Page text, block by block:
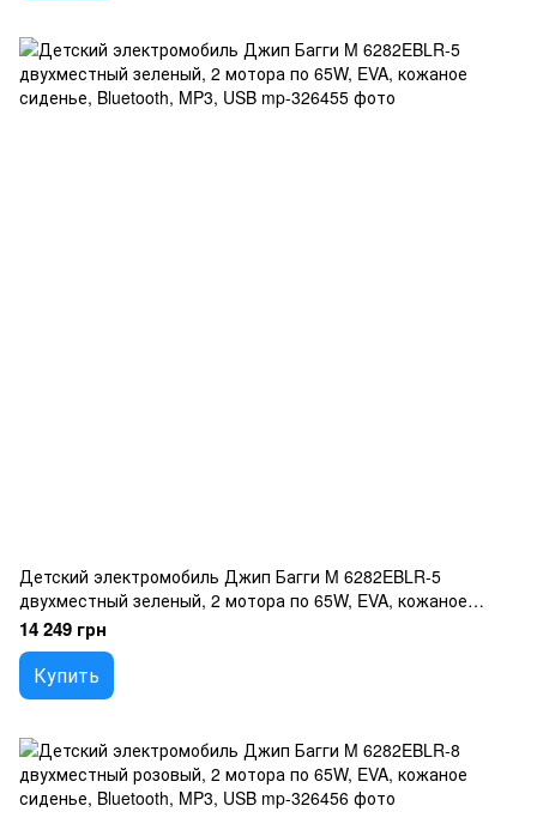
Детский электромобиль Джип Багги M 6282EBLR-5
двухместный зеленый, 2 мотора по 65W, EVA, кожаное
сиденье, Bluetooth, MP3, USB
14 249 грн
Купить